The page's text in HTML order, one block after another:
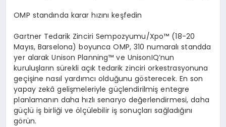
OMP standında karar hızınıkeşfedin
Gartner Tedarik Zinciri Sempozyumu/Xpo™ (18-20
Mayıs, Barselona) boyunca OMP, 310 numaralıstandda
yer alarak Unison Planning™ve UnisonIQ’nun
kuruluşların sürekli açık tedarik zinciri orkestrasyonuna
geçişine nasıl yardımcıolduğunu gösterecek. En son
yapay zekâgelişmeleriyle güçlendirilmişentegre
planlamanın daha hızlı senaryo değerlendirmesi, daha
güçlü işbirliği veölçülebilir işsonuçlarısağladığını
görün.